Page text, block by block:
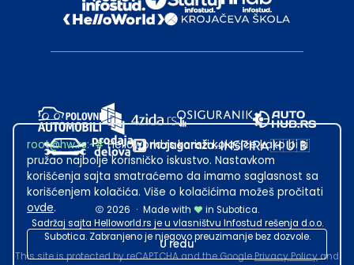
2026 · Made with
in Subotica.
Sadržaj sajta Helloworld.rs je u vlasništvu Infostud rešenja d.o.o.
Subotica. Zabranjeno je njegovo preuzimanje bez dozvole.
This site is protected by reCAPTCHA and the GooglePrivacy Policyand
root@hw.rs:~#Helloworld.rs koristi kolačiće kako bi ti
pružao najbolje korisničko iskustvo. Nastavkom
korišćenja sajta smatraćemo da imamo saglasnost sa
korišćenjem kolačića. Više o kolačićima možeš pročitati
ovde.
U redu